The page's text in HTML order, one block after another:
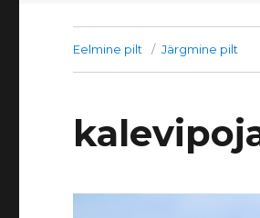
Eelmine pilt Järgmine pilt